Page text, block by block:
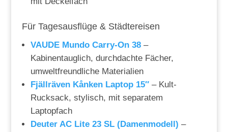
Für Tagesausflüge & Städtereisen
VAUDE Mundo Carry-On 38–
Kabinentauglich, durchdachte Fächer,
umweltfreundliche Materialien
Fjällräven Kånken Laptop 15″– Kult-
Rucksack, stylisch, mit separatem
Laptopfach
Deuter AC Lite 23 SL (Damenmodell) –